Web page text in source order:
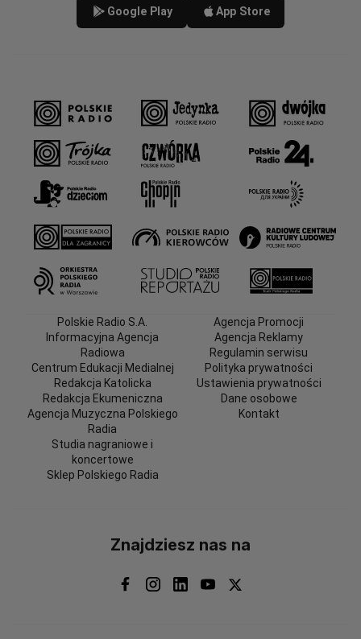
Google Play App Store
Polskie Radio S.A.
Informacyjna Agencja
Radiowa
Centrum Edukacji Medialnej
Redakcja Katolicka
Redakcja Ekumeniczna
Agencja Muzyczna Polskiego
Radia
Studia nagraniowe i
koncertowe
Sklep Polskiego Radia
Agencja Promocji
Agencja Reklamy
Regulamin serwisu
Polityka prywatności
Ustawienia prywatności
Dane osobowe
Kontakt
Znajdziesz nas na